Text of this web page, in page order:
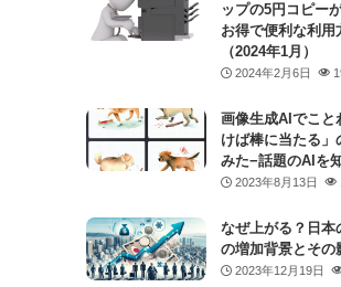
ップの5円コピー
お得で便利な利用
（2024年1月）
2024年2月6日
画像生成AIでこと
けば棒に当たる」
みた−話題のAIを
2023年8月13日
なぜ上がる？日本
の増加背景とその
2023年12月19日